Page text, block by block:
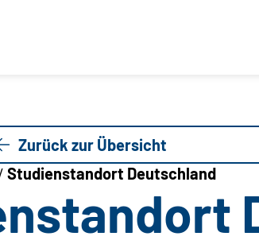
Zurück zur Übersicht
Studienstandort Deutschland